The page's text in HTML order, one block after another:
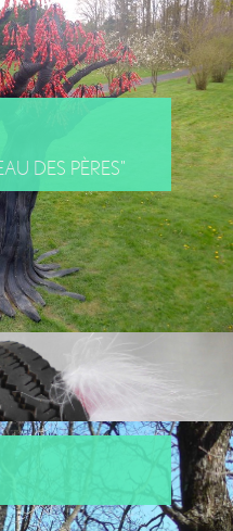
DES PÈRES"